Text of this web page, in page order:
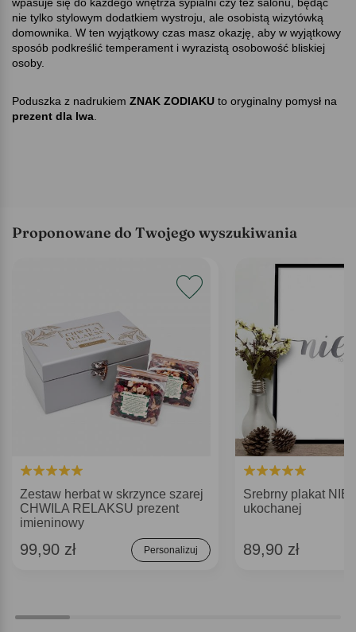
nie tylko stylowym dodatkiem wystroju, ale osobistą wizytówką
domownika. W ten wyjątkowy czas masz okazję, aby w wyjątkowy
sposób podkreślić temperament i wyrazistą osobowość bliskiej
osoby.
Poduszka z nadrukiem ZNAK ZODIAKU to oryginalny pomysł na
prezent dla lwa
Proponowane do Twojego wyszukiwania
Zestaw herbat w skrzynce szarej
CHWILA RELAKSU prezent
imieninowy
99,90 zł Personalizuj
Srebrny plakat
ukochanej
89,90 zł